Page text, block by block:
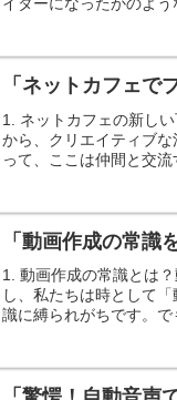
「ネットカフェで
1. ネットカフェの新し
から、クリエイティブ
って、ここは仲間と交
「動画作成の常識
1. 動画作成の常識とは
し、私たちは時として
識に縛られがちです。で